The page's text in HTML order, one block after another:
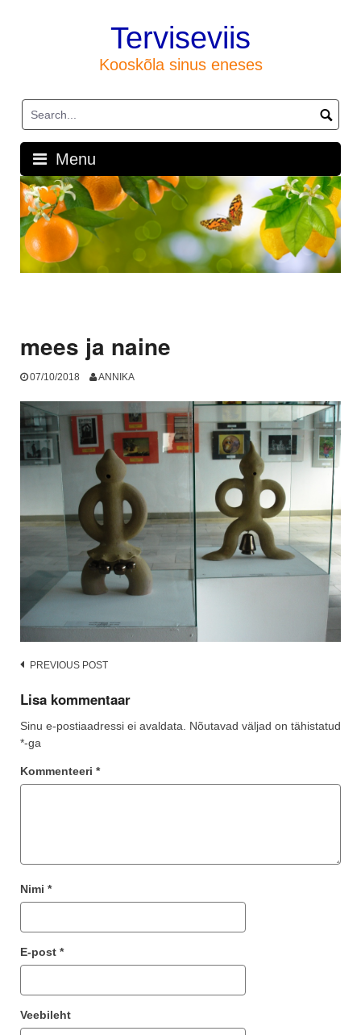
Terviseviis
Kooskõla sinus eneses
Menu
mees ja naine
07/10/2018 ANNIKA
Post
navigation
PREVIOUS POST
Lisa kommentaar
Sinu e-postiaadressi ei avaldata. Nõutavad väljad on tähistatud
*-ga
Kommenteeri *
Nimi *
E-post *
Veebileht